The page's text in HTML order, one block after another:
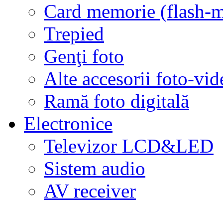
Card memorie (flash-
Trepied
Genţi foto
Alte accesorii foto-
Ramă foto digitală
Electronice
Televizor LCD&LED
Sistem audio
AV receiver